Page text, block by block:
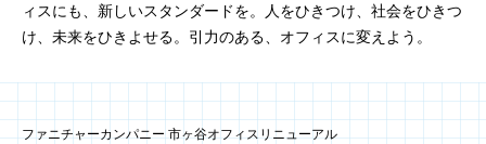
ィスにも、新しいスタンダードを。
人をひきつけ、社会をひきつ
け、未来をひきよせる。 引力のある、オフィスに変えよう。
ファニチャーカンパニー 市ヶ谷オフィスリニューアル